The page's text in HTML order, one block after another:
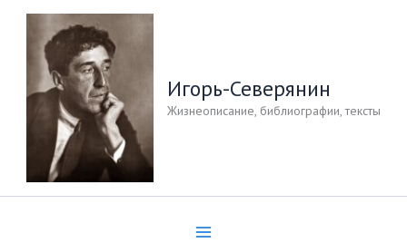
Перейти
содержимому
Игорь-Северянин
Жизнеописание, библиографии, тексты